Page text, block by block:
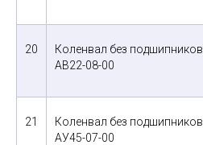
20
Коленвал без подшипников
АВ22-08-00
21
Коленвал без подшипников
АУ45-07-00